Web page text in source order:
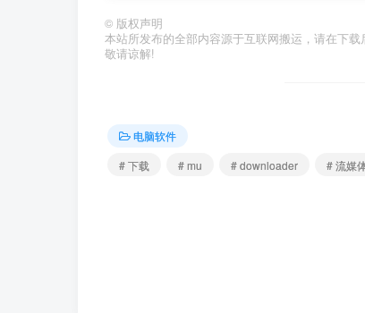
© 版权声明
本站所发布的全部内容源于互联网搬运，请在下载
敬请谅解!
电脑软件
# 下载
# mu # downloader # 流媒